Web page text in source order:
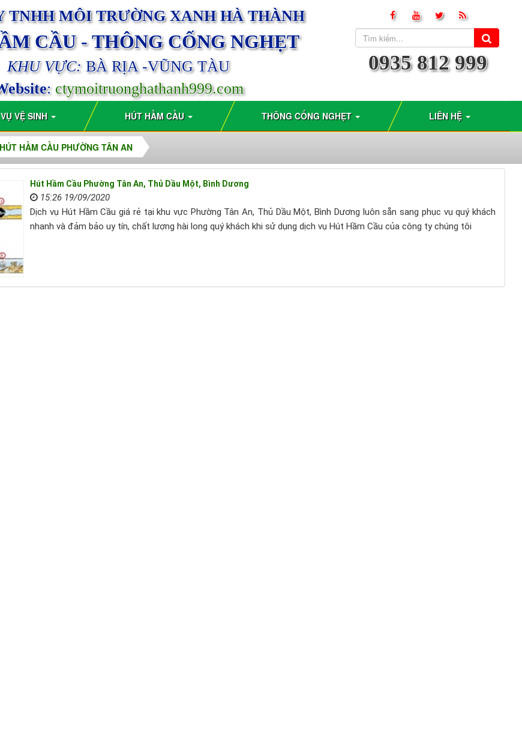
TNHH MÔI TRƯỜNG XANH HÀ THÀNH
CẦU - THÔNG CỐNG NGHẸT
KHU VỰC:BÀ RỊA -VŨNG TÀU
: ctymoitruonghathanh999.com
0935 812 999
VỆ SINH HÚT HẦM CẦU THÔNG CỐNG NGHẸT LIÊN HỆ
HÚT HẦM CẦU PHƯỜNG TÂN AN
Hút Hầm Cầu Phường Tân An, Thủ Dầu Một, Bình Dương
15:26 19/09/2020
Dịch vụ Hút Hầm Cầu giá rẻ tại khu vực Phường Tân An, Thủ Dầu Một, Bình Dương luôn sẵn sang phục vụ quý khách
nhanh và đảm bảo uy tín, chất lượng hài long quý khách khi sử dụng dịch vụ Hút Hầm Cầu của công ty chúng tôi